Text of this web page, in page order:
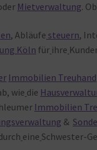
Mietverwaltung. Ob
, Abläufe steuern,
Köln für ihre
Immobilien Treuhand
wie die
Immobilien
&
eine Schwester-